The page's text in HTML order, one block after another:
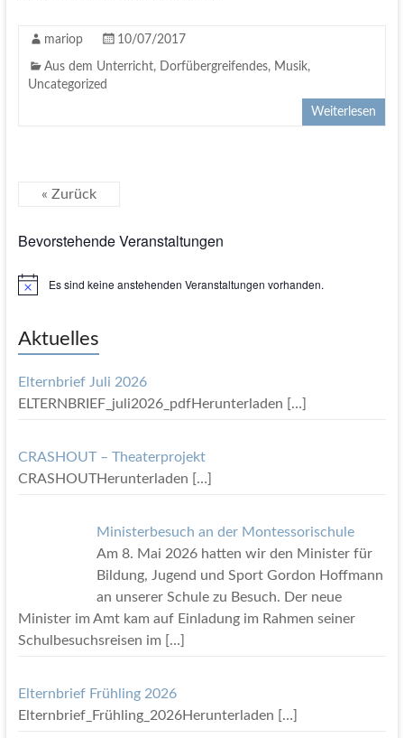
mariop 10/07/2017
Aus dem Unterricht, Dorfübergreifendes, Musik,
Uncategorized
Weiterlesen
« Zurück
Bevorstehende Veranstaltungen
H
w
e
s
Es sind keine anstehenden Veranstaltungen vorhanden.
Aktuelles
Elternbrief Juli 2026
ELTERNBRIEF_juli2026_pdfHerunterladen […]
CRASHOUT – Theaterprojekt
CRASHOUTHerunterladen […]
Ministerbesuch an der Montessorischule
Am 8. Mai 2026 hatten wir den Minister für
Bildung, Jugend und Sport Gordon Hoffmann
an unserer Schule zu Besuch. Der neue
Minister im Amt kam auf Einladung im Rahmen seiner
Schulbesuchsreisen im
[…]
Elternbrief Frühling 2026
Elternbrief_Frühling_2026Herunterladen […]